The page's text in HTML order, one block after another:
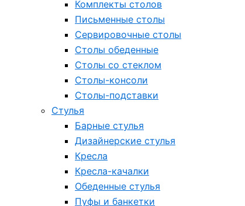
Комплекты столов
Письменные столы
Сервировочные столы
Столы обеденные
Столы со стеклом
Столы-консоли
Столы-подставки
Стулья
Барные стулья
Дизайнерские стулья
Кресла
Кресла-качалки
Обеденные стулья
Пуфы и банкетки